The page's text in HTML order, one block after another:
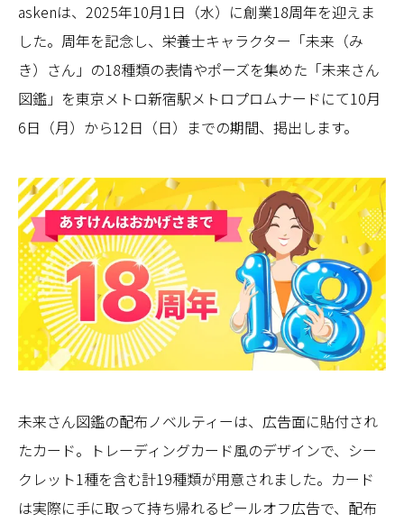
askenは、2025年10月1日（水）に創業18周年を迎えま
した。周年を記念し、栄養士キャラクター「未来（み
き）さん」の18種類の表情やポーズを集めた「未来さん
図鑑」を東京メトロ新宿駅メトロプロムナードにて10月
6日（月）から12日（日）までの期間、掲出します。
未来さん図鑑の配布ノベルティーは、広告面に貼付され
たカード。トレーディングカード風のデザインで、シー
クレット1種を含む計19種類が用意されました。カード
は実際に手に取って持ち帰れるピールオフ広告で、配布